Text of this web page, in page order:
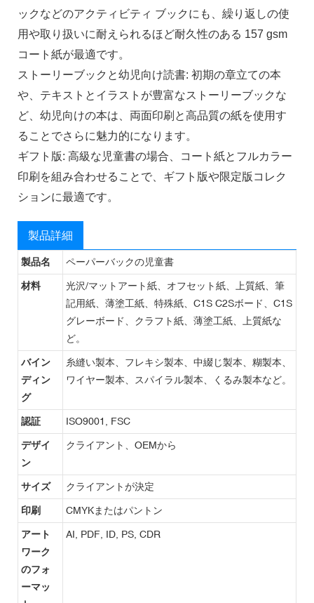
ックなどのアクティビティ ブックにも、繰り返しの使
用や取り扱いに耐えられるほど耐久性のある 157 gsm
コート紙が最適です。
ストーリーブックと幼児向け読書: 初期の章立ての本
や、テキストとイラストが豊富なストーリーブックな
ど、幼児向けの本は、両面印刷と高品質の紙を使用す
ることでさらに魅力的になります。
ギフト版: 高級な児童書の場合、コート紙とフルカラー
印刷を組み合わせることで、ギフト版や限定版コレク
ションに最適です。
製品詳細
製品名 ペーパーバックの児童書
材料
光沢/マットアート紙、オフセット紙、上質紙、筆
記用紙、薄塗工紙、特殊紙、C1S C2Sボード、C1S
グレーボード、クラフト紙、薄塗工紙、上質紙な
ど。
バイン
ディン
グ
糸縫い製本、フレキシ製本、中綴じ製本、糊製本、
ワイヤー製本、スパイラル製本、くるみ製本など。
認証 ISO9001, FSC
デザイ
ン
クライアント、OEMから
サイズ クライアントが決定
印刷 CMYKまたはパントン
アート
ワーク
のフォ
ーマッ
AI, PDF, ID, PS, CDR